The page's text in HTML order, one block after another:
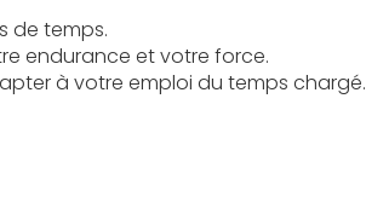
de temps.
endurance et votre force.
à votre emploi du temps chargé.